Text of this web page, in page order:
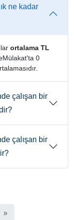
ne kadar
ortalama TL
0
çalışan bir
çalışan bir
»